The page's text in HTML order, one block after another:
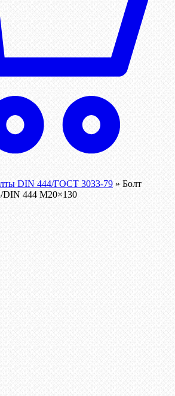
DIN 444/ГОСТ 3033-79 » Болт
DIN 444 М20×130